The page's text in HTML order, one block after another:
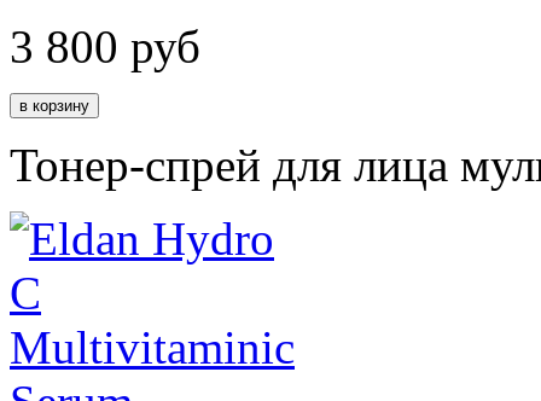
3 800 руб
Тонер-спрей для лица